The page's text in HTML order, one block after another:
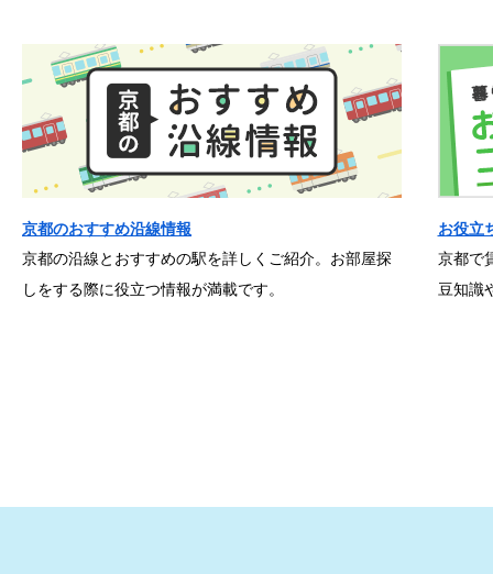
京都のおすすめ沿線情報
京都の沿線とおすすめの駅を詳しくご紹介。お部屋探
しをする際に役立つ情報が満載です。
お役立
京都で
豆知識